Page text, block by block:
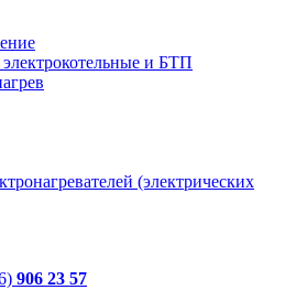
и БТП
(электрических
906 23 57